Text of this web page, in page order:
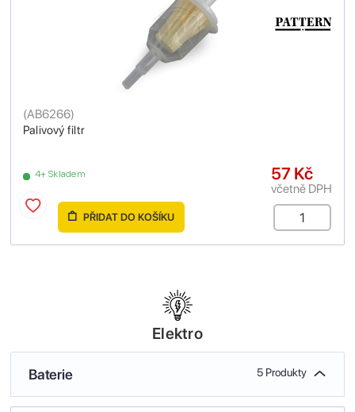
Palivový filtr
(AB6266)
4+ Skladem 57 Kč
včetně DPH
PŘIDAT DO KOŠÍKU
Elektro
Baterie 5 Produkty